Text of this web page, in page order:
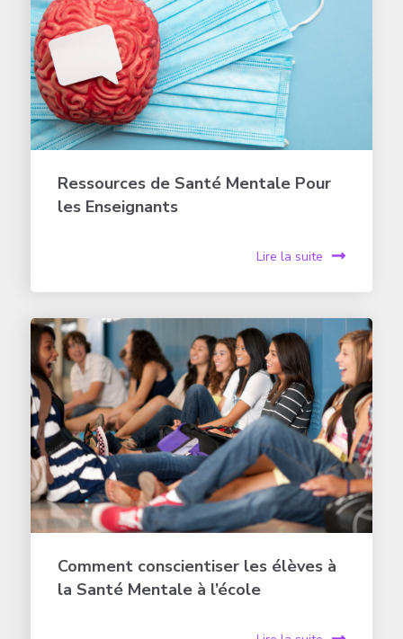
Ressources de Santé Mentale Pour
les Enseignants
Lire la suite
Comment conscientiser les élèves à
la Santé Mentale à l’école